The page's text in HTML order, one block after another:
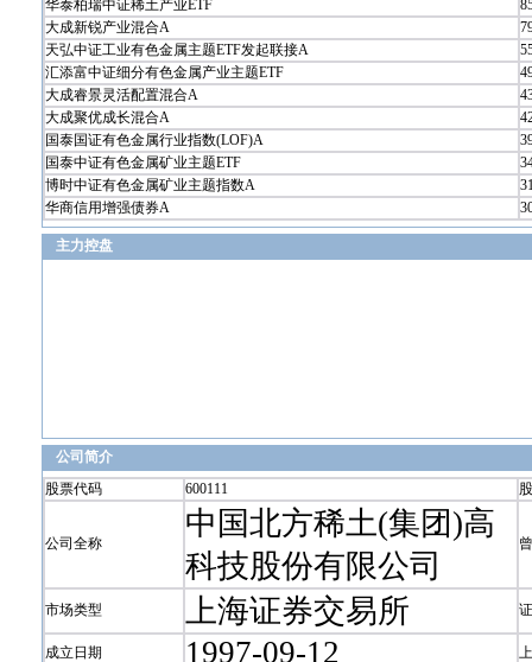
华泰柏瑞中证稀土产业ETF
大成新锐产业混合A
天弘中证工业有色金属主题ETF发起联接A
汇添富中证细分有色金属产业主题ETF
大成睿景灵活配置混合A
大成聚优成长混合A
国泰国证有色金属行业指数(LOF)A
国泰中证有色金属矿业主题ETF
博时中证有色金属矿业主题指数A
华商信用增强债券A
主力控盘
公司简介
股票代码
600111
公司全称
中国北方稀土(集团)高
科技股份有限公司
市场类型 上海证券交易所
成立日期 1997-09-12